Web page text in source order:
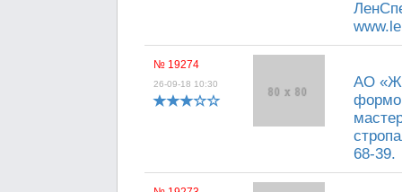
№ 19274
26-09-18 10:30
АО
68-39.